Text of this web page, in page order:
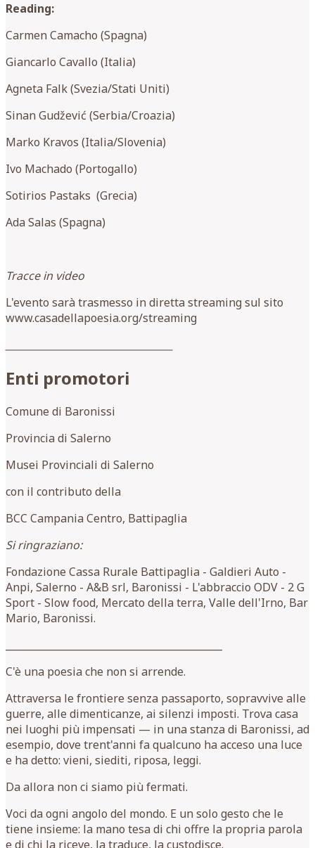
Reading:
Carmen Camacho (Spagna)
Giancarlo Cavallo (Italia)
Agneta Falk (Svezia/Stati Uniti)
Sinan Gudžević (Serbia/Croazia)
Marko Kravos (Italia/Slovenia)
Ivo Machado (Portogallo)
Sotirios Pastaks (Grecia)
Ada Salas (Spagna)
Tracce in video
L'evento sarà trasmesso in diretta streaming sul sito
www.casadellapoesia.org/streaming
Enti promotori
Comune di Baronissi
Provincia di Salerno
Musei Provinciali di Salerno
con il contributo della
BCC Campania Centro, Battipaglia
Si ringraziano:
Fondazione Cassa Rurale Battipaglia - Galdieri Auto -
Anpi, Salerno - A&B srl, Baronissi - L'abbraccio ODV - 2 G
Sport - Slow food, Mercato della terra, Valle dell'Irno, Bar
Mario, Baronissi.
C'è una poesia che non si arrende.
Attraversa le frontiere senza passaporto, sopravvive alle
guerre, alle dimenticanze, ai silenzi imposti. Trova casa
nei luoghi più impensati — in una stanza di Baronissi, ad
esempio, dove trent'anni fa qualcuno ha acceso una luce
e ha detto: vieni, siediti, riposa, leggi.
Da allora non ci siamo più fermati.
Voci da ogni angolo del mondo. E un solo gesto che le
tiene insieme: la mano tesa di chi offre la propria parola
e di chi la riceve, la traduce, la custodisce.